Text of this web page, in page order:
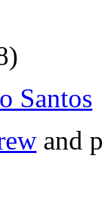
Santos
and